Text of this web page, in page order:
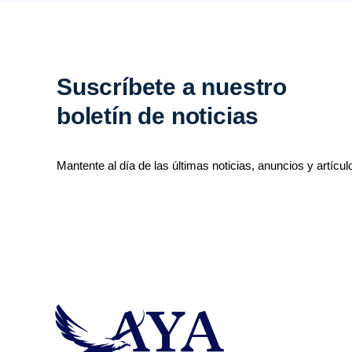
Suscríbete a nuestro
boletín de noticias
Mantente al día de las últimas noticias, anuncios y